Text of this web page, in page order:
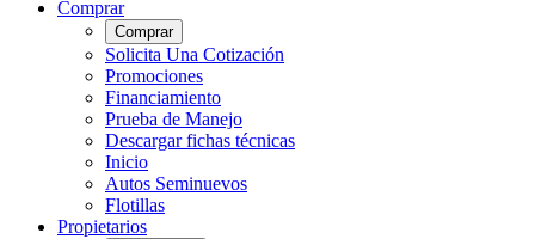
Comprar
Comprar
Solicita Una Cotización
Promociones
Financiamiento
Prueba de Manejo
Descargar fichas técnicas
Inicio
Autos Seminuevos
Flotillas
Propietarios